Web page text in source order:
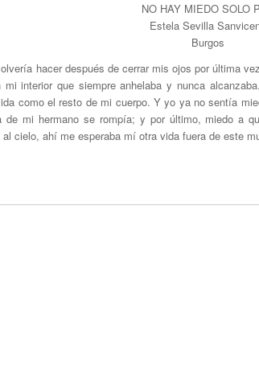
NO HAY MIEDO SOLO
Estela Sevilla
Burgos
hacer después de cerrar mis ojos por última
interior que siempre anhelaba y nunca
como el resto de mi cuerpo. Y yo ya no sentía
mi hermano se rompía; y por último, miedo a
cielo, ahí me esperaba mí otra vida fuera de este